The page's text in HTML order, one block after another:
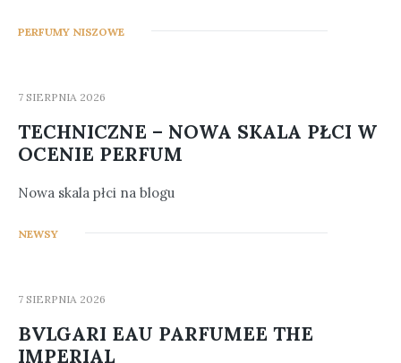
PERFUMY NISZOWE
7 SIERPNIA 2026
TECHNICZNE – NOWA SKALA PŁCI W
OCENIE PERFUM
Nowa skala płci na blogu
NEWSY
7 SIERPNIA 2026
BVLGARI EAU PARFUMEE THE
IMPERIAL